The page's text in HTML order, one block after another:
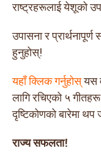
राष्ट्रहरूलाई येशूको
उपासना र प्रार्थनापूर्ण
हुनुहोस्!
यहाँ क्लिक गर्नुहोस्यस
लागि रचिएको ५
दृष्टिकोणको बारेमा थप
राज्य सफलता!